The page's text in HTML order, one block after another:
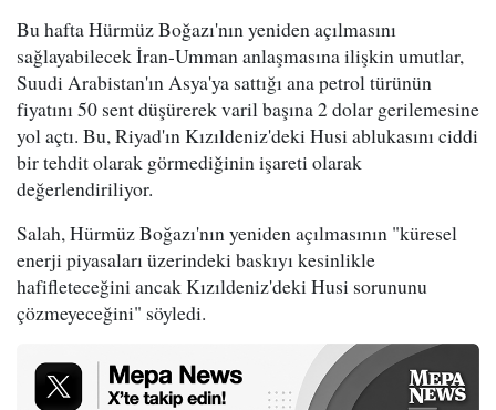
Bu hafta Hürmüz Boğazı'nın yeniden açılmasını
sağlayabilecek İran-Umman anlaşmasına ilişkin umutlar,
Suudi Arabistan'ın Asya'ya sattığı ana petrol türünün
fiyatını 50 sent düşürerek varil başına 2 dolar gerilemesine
yol açtı. Bu, Riyad'ın Kızıldeniz'deki Husi ablukasını ciddi
bir tehdit olarak görmediğinin işareti olarak
değerlendiriliyor.
Salah, Hürmüz Boğazı'nın yeniden açılmasının "küresel
enerji piyasaları üzerindeki baskıyı kesinlikle
hafifleteceğini ancak Kızıldeniz'deki Husi sorununu
çözmeyeceğini" söyledi.